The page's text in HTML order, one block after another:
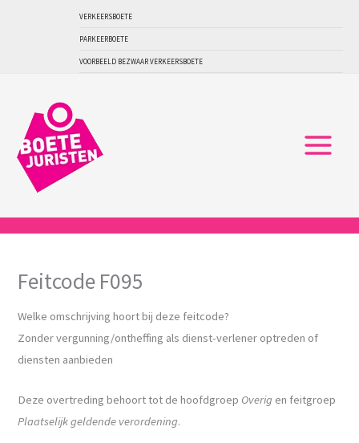
VERKEERSBOETE
PARKEERBOETE
VOORBEELD BEZWAAR VERKEERSBOETE
Feitcode F095
Welke omschrijving hoort bij deze feitcode?
Zonder vergunning/ontheffing als dienst-verlener optreden of
diensten aanbieden
Deze overtreding behoort tot de hoofdgroep Overig en feitgroep
Plaatselijk geldende verordening.